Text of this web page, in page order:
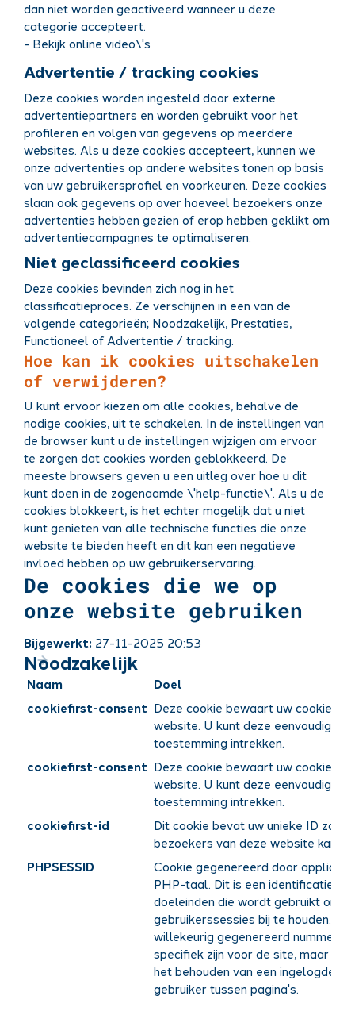
dan niet worden geactiveerd wanneer u deze
categorie accepteert.
- Bekijk online video\'s
Advertentie / tracking cookies
Deze cookies worden ingesteld door externe
advertentiepartners en worden gebruikt voor het
profileren en volgen van gegevens op meerdere
websites. Als u deze cookies accepteert, kunnen we
onze advertenties op andere websites tonen op basis
van uw gebruikersprofiel en voorkeuren. Deze cookies
slaan ook gegevens op over hoeveel bezoekers onze
advertenties hebben gezien of erop hebben geklikt om
advertentiecampagnes te optimaliseren.
Niet geclassificeerd cookies
Deze cookies bevinden zich nog in het
classificatieproces. Ze verschijnen in een van de
volgende categorieën; Noodzakelijk, Prestaties,
Functioneel of Advertentie / tracking.
Hoe kan ik cookies uitschakelen
of verwijderen?
U kunt ervoor kiezen om alle cookies, behalve de
nodige cookies, uit te schakelen. In de instellingen van
de browser kunt u de instellingen wijzigen om ervoor
te zorgen dat cookies worden geblokkeerd. De
meeste browsers geven u een uitleg over hoe u dit
kunt doen in de zogenaamde \'help-functie\'. Als u de
cookies blokkeert, is het echter mogelijk dat u niet
kunt genieten van alle technische functies die onze
website te bieden heeft en dit kan een negatieve
invloed hebben op uw gebruikerservaring.
De cookies die we op
onze website gebruiken
Bijgewerkt: 27-11-2025 20:53
Noodzakelijk
Naam
Doel
cookiefirst-consent Deze cookie bewaart uw cookie-
website. U kunt deze eenvoudig
toestemming intrekken.
cookiefirst-consent Deze cookie bewaart uw cookie-
website. U kunt deze eenvoudig
toestemming intrekken.
cookiefirst-id
Dit cookie bevat uw unieke ID
bezoekers van deze website kan
PHPSESSID
Cookie gegenereerd door
PHP-taal. Dit is een
doeleinden die wordt gebruikt om
gebruikerssessies bij te houden.
willekeurig gegenereerd nummer,
specifiek zijn voor de site, maar
het behouden van een ingelogde
gebruiker tussen pagina's.